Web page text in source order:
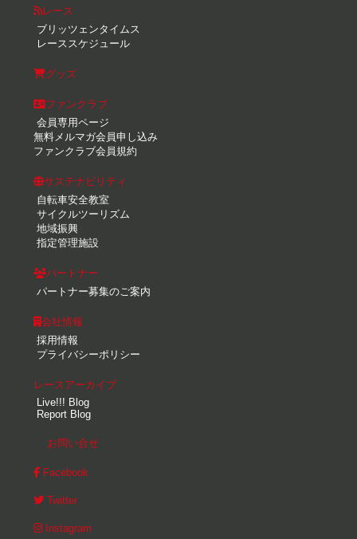
レース
ブリッツェンタイムス
レーススケジュール
グッズ
ファンクラブ
会員専用ページ
無料メルマガ会員申し込み
ファンクラブ会員規約
サステナビリティ
自転車安全教室
サイクルツーリズム
地域振興
指定管理施設
パートナー
パートナー募集のご案内
会社情報
採用情報
プライバシーポリシー
レースアーカイブ
Live!!! Blog
Report Blog
お問い合せ
Facebook
Twitter
Instagram